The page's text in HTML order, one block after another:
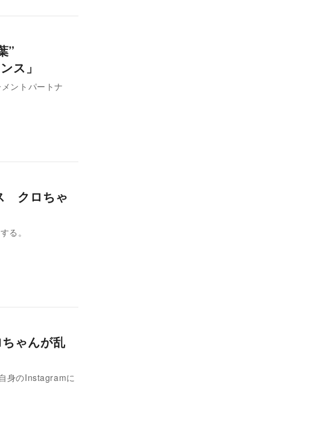
”
ス」
ントパートナ
クロちゃ
する。
ゃんが乱
身のInstagramに